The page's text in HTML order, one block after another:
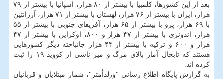
بعد از این کشورها، کلمبیا با بیشتر از ۸۰ هزار، اسپانیا با بیشتر از ۷۹
هزار، ایران با بیشتر از ۷۶ هزار، لهستان با بیشتر از ۷۱ هزار، آرژانتین
با ۶۹ هزار، پرو با بیشتر از ۶۵ هزار، آفریقای جنوبی با بیشتر از ۵۵
هزار، اندونزی با بیشتر از ۴۷ هزار و ۸۰۰، اوکراین با بیشتر از ۴۷
هزار و ۶۰۰ و ترکیه با بیشتر از ۴۴ هزار جانباخته دیگر کشورهایی
هستند که تابحال آمار بالای مرگ و میر ناشی از کووید-۱۹ را ثبت
کرده اند.
به گزارش پایگاه اطلاع رسانی "ورلداُمتر"، شمار مبتلایان و قربانیان